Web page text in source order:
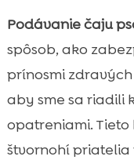
Podávanie čaju
spôsob, ako
prínosmi
aby sme sa riadili
opatreniami.
štvornohí priatelia